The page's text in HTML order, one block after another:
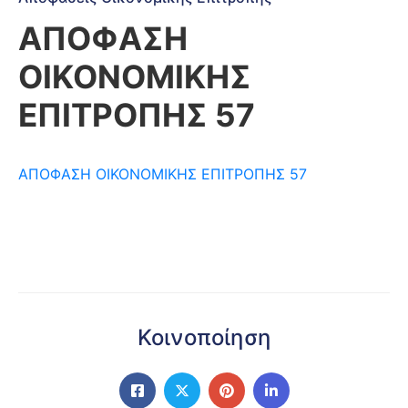
ΑΠΟΦΑΣΗ
ΟΙΚΟΝΟΜΙΚΗΣ
ΕΠΙΤΡΟΠΗΣ 57
ΑΠΟΦΑΣΗ ΟΙΚΟΝΟΜΙΚΗΣ ΕΠΙΤΡΟΠΗΣ 57
Κοινοποίηση